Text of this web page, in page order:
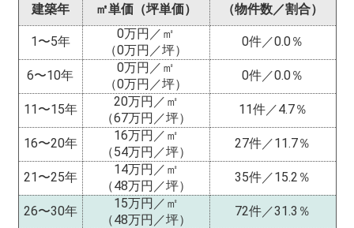
建築年
㎡単価（坪単価） （物件数／割合）
1〜5年
0万円／㎡
（0万円／坪）
0件／0.0％
6〜10年
0万円／㎡
（0万円／坪）
0件／0.0％
11〜15年
20万円／㎡
（67万円／坪）
11件／4.7％
16〜20年
16万円／㎡
（54万円／坪）
27件／11.7％
21〜25年
14万円／㎡
（48万円／坪）
35件／15.2％
26〜30年
15万円／㎡
（48万円／坪）
72件／31.3％